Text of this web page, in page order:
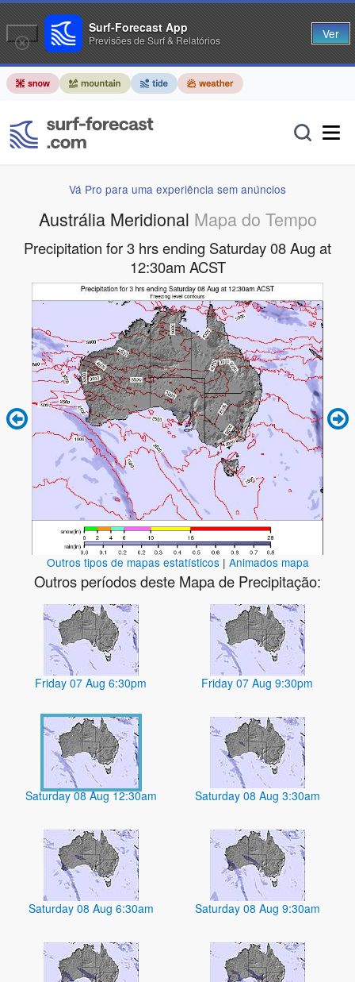
Vá Pro para uma experiência sem anúncios
Austrália Meridional Mapa do Tempo
Precipitation for 3 hrs ending Saturday 08 Aug at
12:30am ACST
Outros tipos de mapas estatísticos| Animados mapa
Outros períodos deste Mapa de Precipitação:
Friday 07 Aug 6:30pm Friday 07 Aug 9:30pm
Saturday 08 Aug 12:30am Saturday 08 Aug 3:30am
Saturday 08 Aug 6:30am Saturday 08 Aug 9:30am
Surf-Forecast App
Previsões de Surf & Relatórios Ver